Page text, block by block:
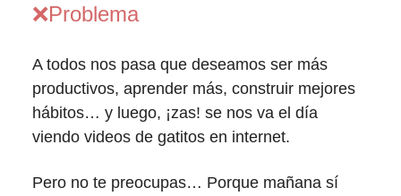
❌Problema
A todos nos pasa que deseamos ser más
productivos, aprender más, construir mejores
hábitos… y luego, ¡zas! se nos va el día
viendo videos de gatitos en internet.
Pero no te preocupas… Porque mañana sí